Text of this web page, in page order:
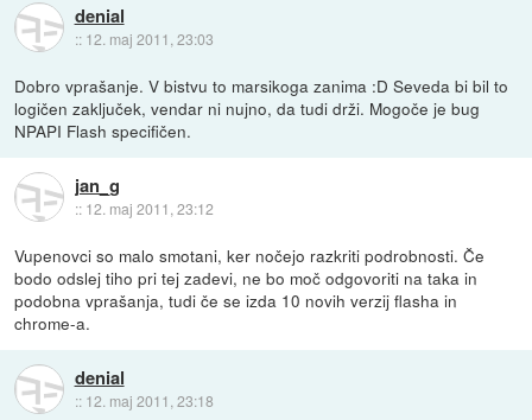
denial
:: 12. maj 2011, 23:03
Dobro vprašanje. V bistvu to marsikoga zanima :D Seveda bi bil to
logičen zaključek, vendar ni nujno, da tudi drži. Mogoče je bug
NPAPI Flash specifičen.
jan_g
:: 12. maj 2011, 23:12
Vupenovci so malo smotani, ker nočejo razkriti podrobnosti. Če
bodo odslej tiho pri tej zadevi, ne bo moč odgovoriti na taka in
podobna vprašanja, tudi če se izda 10 novih verzij flasha in
chrome-a.
denial
:: 12. maj 2011, 23:18